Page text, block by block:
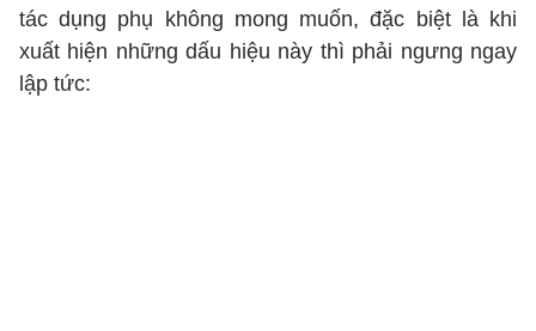
tác dụng phụ không mong muốn, đặc biệt là khi
xuất hiện những dấu hiệu này thì phải ngưng ngay
lập tức: